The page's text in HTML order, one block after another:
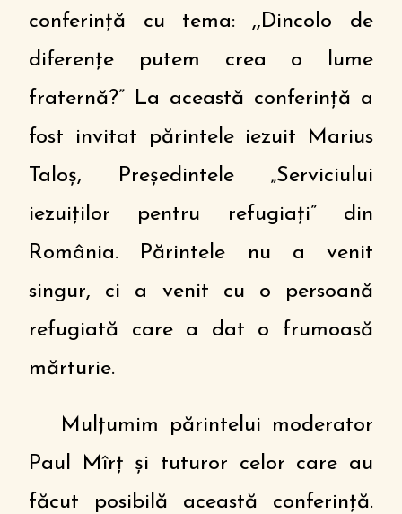
conferință cu tema: ,,Dincolo de
diferențe putem crea o lume
fraternă?” La această conferință a
fost invitat părintele iezuit Marius
Taloș, Președintele „Serviciului
iezuiților pentru refugiați” din
România. Părintele nu a venit
singur, ci a venit cu o persoană
refugiată care a dat o frumoasă
mărturie.
Mulțumim părintelui moderator
Paul Mîrț și tuturor celor care au
făcut posibilă această conferință.